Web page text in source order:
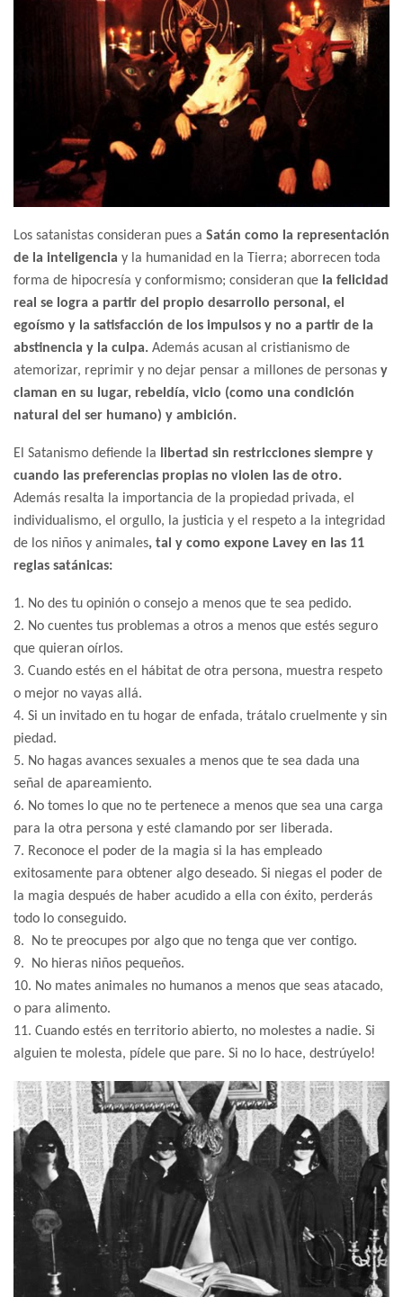
Los satanistas consideran pues a Satán como la representación
de la inteligencia y la humanidad en la Tierra; aborrecen toda
forma de hipocresía y conformismo; consideran que la felicidad
real se logra a partir del propio desarrollo personal, el
egoísmo y la satisfacción de los impulsos y no a partir de la
abstinencia y la culpa. Además acusan al cristianismo de
atemorizar, reprimir y no dejar pensar a millones de personas y
claman en su lugar, rebeldía, vicio (como una condición
natural del ser humano) y ambición.
El Satanismo defiende la libertad sin restricciones siempre y
cuando las preferencias propias no violen las de otro.
Además resalta la importancia de la propiedad privada, el
individualismo, el orgullo, la justicia y el respeto a la integridad
de los niños y animales, tal y como expone Lavey en las 11
reglas satánicas:
1. No des tu opinión o consejo a menos que te sea pedido.
2. No cuentes tus problemas a otros a menos que estés seguro
que quieran oírlos.
3. Cuando estés en el hábitat de otra persona, muestra respeto
o mejor no vayas allá.
4. Si un invitado en tu hogar de enfada, trátalo cruelmente y sin
piedad.
5. No hagas avances sexuales a menos que te sea dada una
señal de apareamiento.
6. No tomes lo que no te pertenece a menos que sea una carga
para la otra persona y esté clamando por ser liberada.
7. Reconoce el poder de la magia si la has empleado
exitosamente para obtener algo deseado. Si niegas el poder de
la magia después de haber acudido a ella con éxito, perderás
todo lo conseguido.
8. No te preocupes por algo que no tenga que ver contigo.
9. No hieras niños pequeños.
10. No mates animales no humanos a menos que seas atacado,
o para alimento.
11. Cuando estés en territorio abierto, no molestes a nadie. Si
alguien te molesta, pídele que pare. Si no lo hace, destrúyelo!